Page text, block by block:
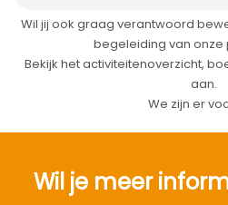
Wil jij ook graag verantwoord
begeleiding van onze
Bekijk het activiteitenoverzicht,
aan.
We zijn er
Wil je meer